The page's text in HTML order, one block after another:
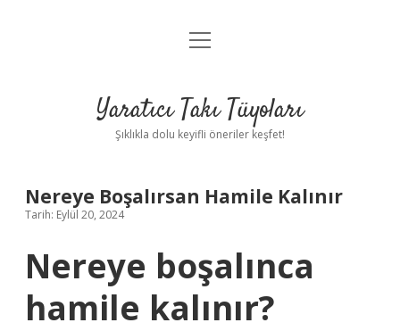
Anasayfa
Yasal Uyarı
menüyü
Yaratıcı Takı Tüyoları
Şıklıkla dolu keyifli öneriler keşfet!
Nereye Boşalırsan Hamile Kalınır
Tarih: Eylül 20, 2024
Nereye boşalınca
hamile kalınır?